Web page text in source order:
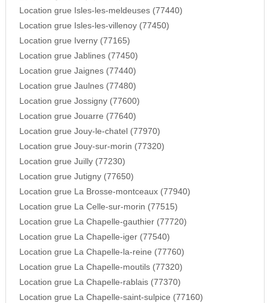
Location grue Isles-les-meldeuses (77440)
Location grue Isles-les-villenoy (77450)
Location grue Iverny (77165)
Location grue Jablines (77450)
Location grue Jaignes (77440)
Location grue Jaulnes (77480)
Location grue Jossigny (77600)
Location grue Jouarre (77640)
Location grue Jouy-le-chatel (77970)
Location grue Jouy-sur-morin (77320)
Location grue Juilly (77230)
Location grue Jutigny (77650)
Location grue La Brosse-montceaux (77940)
Location grue La Celle-sur-morin (77515)
Location grue La Chapelle-gauthier (77720)
Location grue La Chapelle-iger (77540)
Location grue La Chapelle-la-reine (77760)
Location grue La Chapelle-moutils (77320)
Location grue La Chapelle-rablais (77370)
Location grue La Chapelle-saint-sulpice (77160)